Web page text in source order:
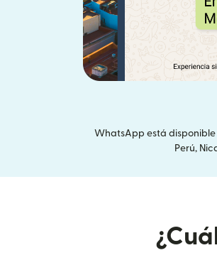
WhatsApp está disponible
Perú,